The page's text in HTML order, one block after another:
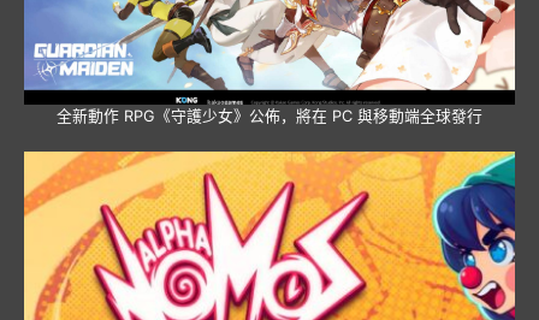
全新動作 RPG《守護少女》公佈，將在 PC 與移動端全球發行